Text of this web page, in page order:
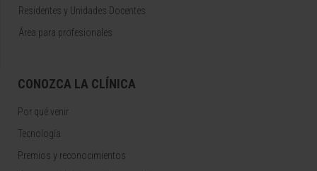
Residentes y Unidades Docentes
Área para profesionales
CONOZCA LA CLÍNICA
Por qué venir
Tecnología
Premios y reconocimientos